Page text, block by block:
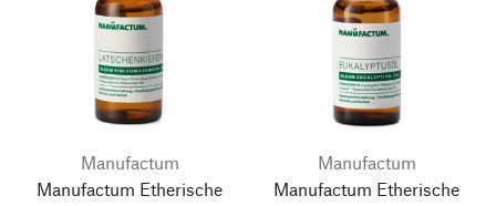
Manufactum
Manufactum Etherische
Manufactum
Manufactum Etherische